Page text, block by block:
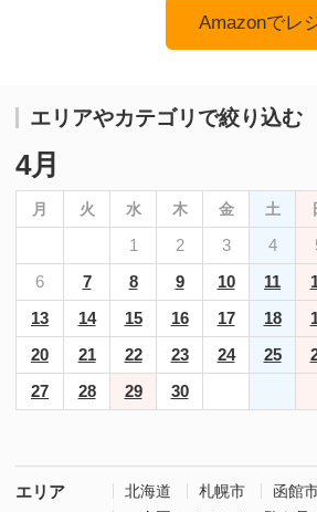
Amazonでレ
エリアやカテゴリで絞り込む
4月
月 火 水 木 金 土
1 2 3 4
6
7 8 9 10 11
13
14 15 16 17 18
20
21 22 23 24 25
27
28 29 30
エリア 北海道 札幌市
函館